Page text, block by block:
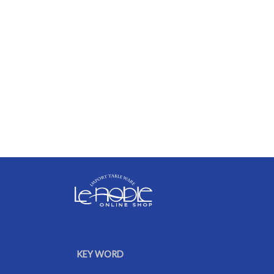
KEY WORD